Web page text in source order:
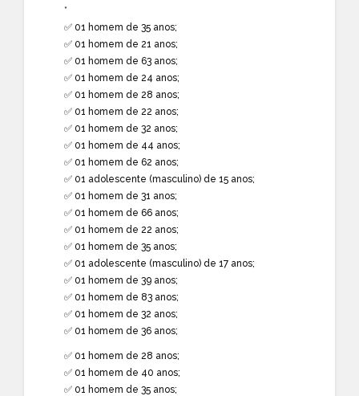
*
✅ 01 homem de 35 anos;
✅ 01 homem de 21 anos;
✅ 01 homem de 63 anos;
✅ 01 homem de 24 anos;
✅ 01 homem de 28 anos;
✅ 01 homem de 22 anos;
✅ 01 homem de 32 anos;
✅ 01 homem de 44 anos;
✅ 01 homem de 62 anos;
✅ 01 adolescente (masculino) de 15 anos;
✅ 01 homem de 31 anos;
✅ 01 homem de 66 anos;
✅ 01 homem de 22 anos;
✅ 01 homem de 35 anos;
✅ 01 adolescente (masculino) de 17 anos;
✅ 01 homem de 39 anos;
✅ 01 homem de 83 anos;
✅ 01 homem de 32 anos;
✅ 01 homem de 36 anos;
✅ 01 homem de 28 anos;
✅ 01 homem de 40 anos;
✅ 01 homem de 35 anos;